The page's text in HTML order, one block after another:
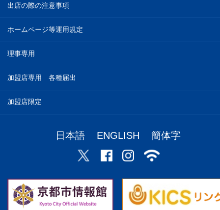
出店の際の注意事項
ホームページ等運用規定
理事専用
加盟店専用 各種届出
加盟店限定
日本語 ENGLISH 簡体字